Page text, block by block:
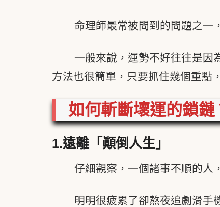
命理師最常被問到的問題之一
一般來說，運勢不好往往是因
方法也很簡單，只要抓住幾個重點
如何斬斷壞運的鎖鏈
1.遠離「顚倒人生」
仔細觀察，一個諸事不順的人
明明很疲累了卻熬夜追劇滑手